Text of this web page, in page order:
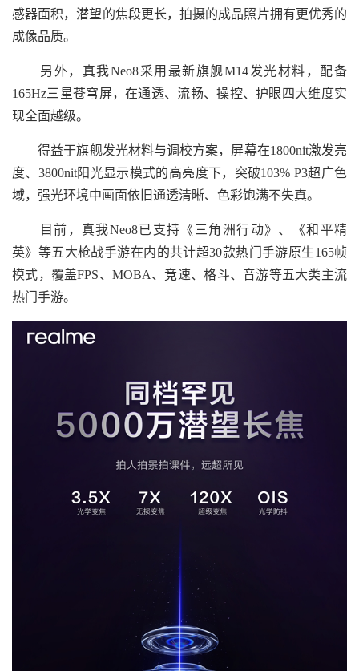
感器面积，潜望的焦段更长，拍摄的成品照片拥有更优秀的
成像品质。
另外，真我Neo8采用最新旗舰M14发光材料，配备
165Hz三星苍穹屏，在通透、流畅、操控、护眼四大维度实
现全面越级。
得益于旗舰发光材料与调校方案，屏幕在1800nit激发亮
度、3800nit阳光显示模式的高亮度下，突破103% P3超广色
域，强光环境中画面依旧通透清晰、色彩饱满不失真。
目前，真我Neo8已支持《三角洲行动》、《和平精
英》等五大枪战手游在内的共计超30款热门手游原生165帧
模式，覆盖FPS、MOBA、竞速、格斗、音游等五大类主流
热门手游。